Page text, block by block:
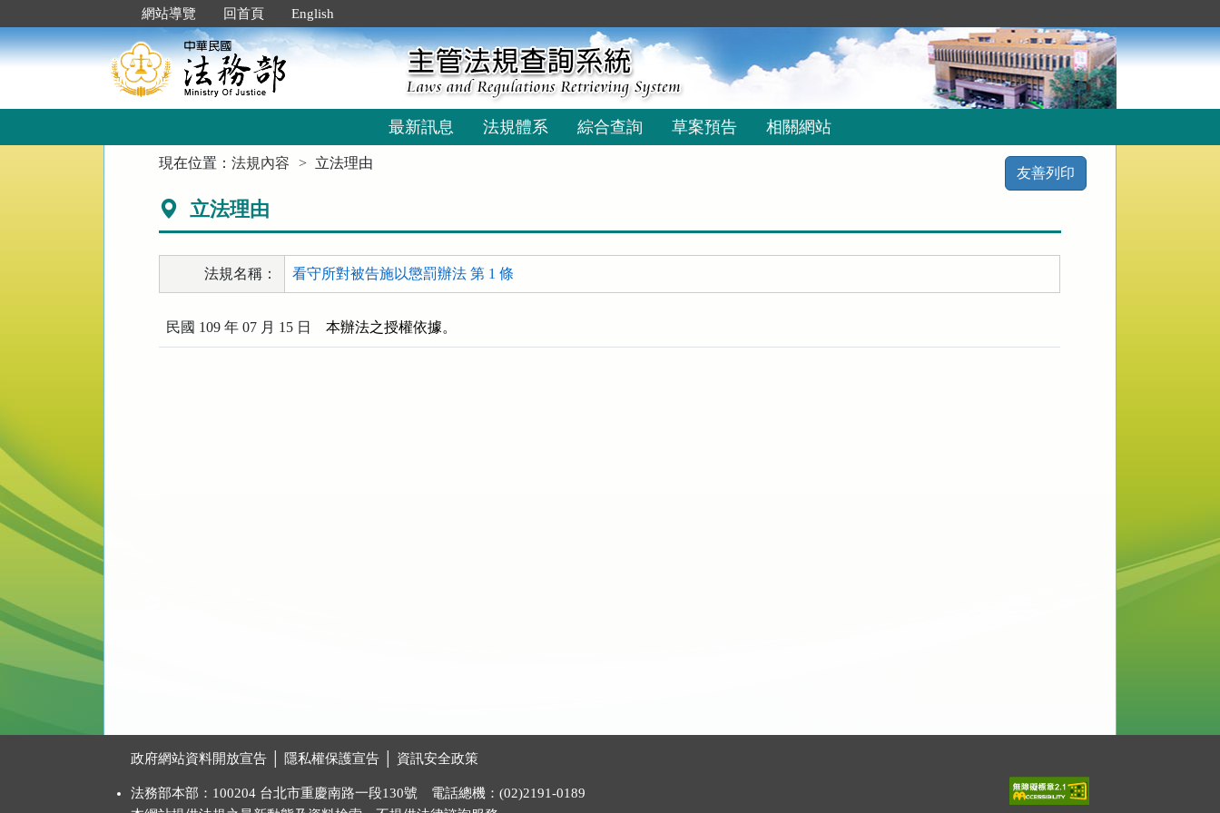
到
主
要
網站導覽 回首頁 English
最新訊息 法規體系 綜合查詢 草案預告 相關網站
現在位置：法規內容 立法理由
友善列印
立法理由
法規名稱： 看守所對被告施以懲罰辦法 第 1 條
民國 109 年 07 月 15 日 本辦法之授權依據。
政府網站資料開放宣告 隱私權保護宣告 資訊安全政策
法務部本部：100204 台北市重慶南路一段130號 電話總機：(02)2191-0189